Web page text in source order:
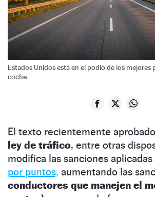
Estados Unidos está en el podio de los mejores
coche.
El texto recientemente
ley de tráfico, entre otras
modifica las sanciones aplicadas
por puntos, aumentando las
conductores que manejen el